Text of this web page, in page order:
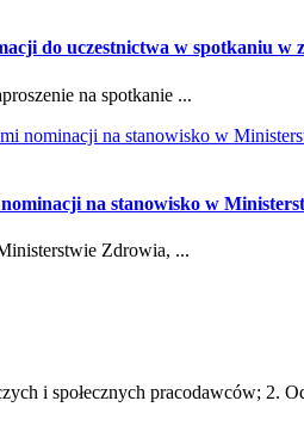
do uczestnictwa w spotkaniu w
na spotkanie ...
na stanowisko w
Zdrowia, ...
i społecznych pracodawców; 2.